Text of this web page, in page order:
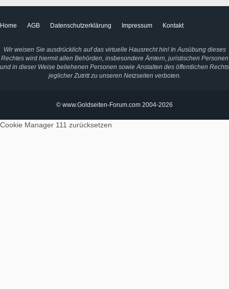
Home AGB Datenschutzerklärung Impressum Kontakt
Wir weisen Sie ausdrücklich auf das virtuelle Hausrecht hin! In Ausübung dieses
Rechtes wird hiermit allen Behörden, insbesondere Ämtern, juristischen Personen
und in dieser Weise beliehenen Personen sowie Anstalten des öffentlichen Rechts
jeglicher Zutritt zu unseren Netzseiten verboten.
© www.Goldseiten-Forum.com 2004-2026
Cookie Manager 111 zurücksetzen